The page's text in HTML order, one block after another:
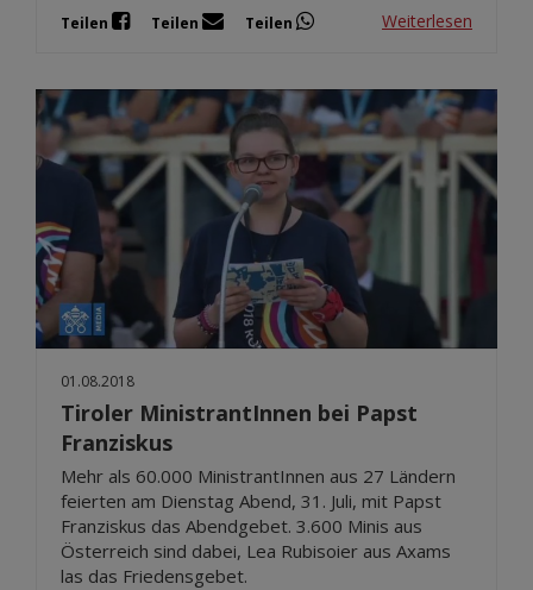
Teilen Teilen Teilen Weiterlesen
01.08.2018
Tiroler MinistrantInnen bei Papst
Franziskus
Mehr als 60.000 MinistrantInnen aus 27 Ländern
feierten am Dienstag Abend, 31. Juli, mit Papst
Franziskus das Abendgebet. 3.600 Minis aus
Österreich sind dabei, Lea Rubisoier aus Axams
las das Friedensgebet.